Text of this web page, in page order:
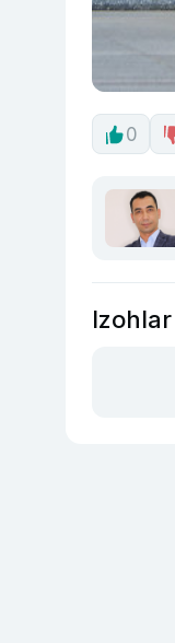
0
Izohlar